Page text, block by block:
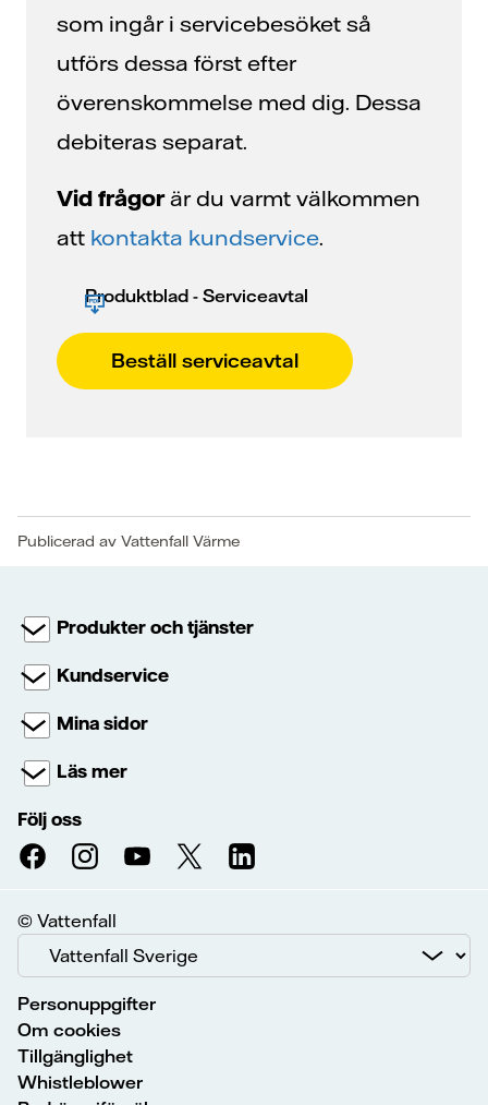
som ingår i servicebesöket så
utförs dessa först efter
överenskommelse med dig. Dessa
debiteras separat.
Vid frågorär du varmt välkommen
att kontakta kundservice.
Produktblad - Serviceavtal
Beställ serviceavtal
Publicerad av Vattenfall Värme
Produkter och tjänster
Kundservice
Mina sidor
Läs mer
Följ oss
© Vattenfall
Personuppgifter
Om cookies
Tillgänglighet
Whistleblower